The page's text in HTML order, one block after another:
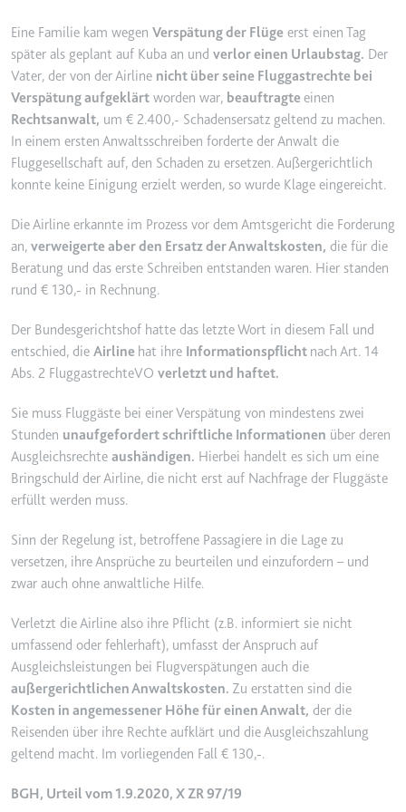
Zweck:
Wird verwendet, um Daten zu
Google Analytics über das Gerät
und das Verhalten des Besuchers
zu senden. Erfasst den Besucher
über Geräte und Marketingkanäle
hinweg.
Typ:
HTTP-Cookie
_ga_#
Anbieter:
smartlaw.de
Zweck:
Wird verwendet, um Daten zu
und das Verhalten des Besuchers
zu senden. Erfasst den Besucher
über Geräte und Marketingkanäle
Ablauf:
2 Jahre
Typ:
HTTP-Cookie
Anbieter:
smartlaw.de
Zweck:
Wird verwendet, um die Effizienz
der Werbeaktivitäten der Website
Conversion-Rate der Anzeigen der
Website über mehrere Websites
hinweg gesammelt werden.
Typ:
HTTP-Cookie
_gcl_ls
Ablauf:
180 Tage
Typ:
HTTP-Cookie
YSC
Anbieter:
youtube.com
Zweck:
Registriert eine eindeutige ID, um
YouTube, die der Benutzer
gesehen hat, zu behalten.
Ablauf:
Eine Familie kam wegen Verspätung der Flüge erst einen Tag
später als geplant auf Kuba an und verlor einen Urlaubstag. Der
Vater, der von der Airline nicht über seine Fluggastrechte bei
Verspätung aufgeklärt worden war, beauftragteeinen
Rechtsanwalt, um € 2.400,- Schadensersatz geltend zu machen.
In einem ersten Anwaltsschreiben forderte der Anwalt die
Fluggesellschaft auf, den Schaden zu ersetzen. Außergerichtlich
konnte keine Einigung erzielt werden, so wurde Klage eingereicht.
Die Airline erkannte im Prozess vor dem Amtsgericht die Forderung
an, verweigerte aber den Ersatz der Anwaltskosten, die für die
Beratung und das erste Schreiben entstanden waren. Hier standen
rund € 130,- in Rechnung.
Der Bundesgerichtshof hatte das letzte Wort in diesem Fall und
entschied, die Airline hat ihre Informationspflicht nach Art. 14
Abs. 2 FluggastrechteVO verletzt und haftet.
Sie muss Fluggäste bei einer Verspätung von mindestens zwei
Stunden unaufgefordert schriftliche Informationen über deren
Ausgleichsrechte aushändigen. Hierbei handelt es sich um eine
Bringschuld der Airline, die nicht erst auf Nachfrage der Fluggäste
erfüllt werden muss.
Sinn der Regelung ist, betroffene Passagiere in die Lage zu
versetzen, ihre Ansprüche zu beurteilen und einzufordern – und
zwar auch ohne anwaltliche Hilfe.
Verletzt die Airline also ihre Pflicht (z.B. informiert sie nicht
umfassend oder fehlerhaft), umfasst der Anspruch auf
Ausgleichsleistungen bei Flugverspätungen auch die
außergerichtlichen Anwaltskosten. Zu erstatten sind die
Kosten in angemessener Höhe füreinen Anwalt, der die
Reisenden über ihre Rechte aufklärt und die Ausgleichszahlung
geltend macht. Im vorliegenden Fall € 130,-.
BGH, Urteil vom 1.9.2020, X ZR 97/19